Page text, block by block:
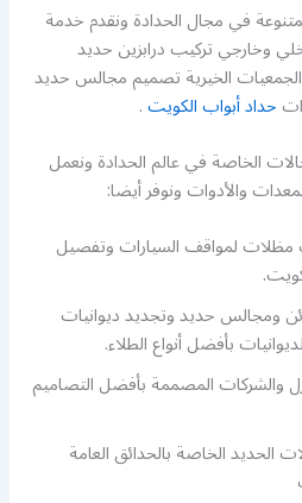
في مجال الحدادة ونقدم خدمة
وخارجي تركيب درابزين حديد
الخيرية تصميم مجالس حديد
حداد أبواب الكويت.
الخاصة في عالم الحدادة ونعمل
والأدوات ونوفر أيضا:
لمواقف السيارات وتفصيل
ومجالس حديد وتجديد ديوانيات
بأفضل أنواع الطلاء.
والشركات المصممة بأفضل التصاميم
الحديد الخاصة بالحدائق العامة